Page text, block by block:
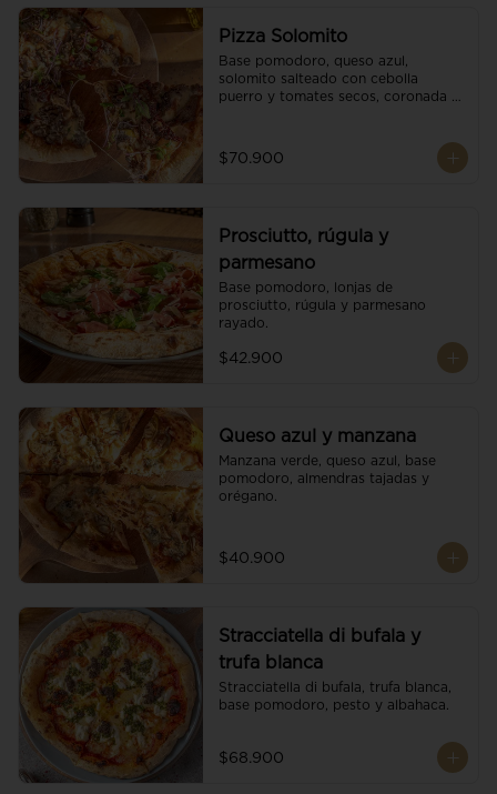
Pizza Solomito
Base pomodoro, queso azul,
solomito salteado con cebolla
puerro y tomates secos, coronada
$70.900
Prosciutto, rúgula y
parmesano
Base pomodoro, lonjas de
prosciutto, rúgula y parmesano
rayado.
$42.900
Queso azul y manzana
Manzana verde, queso azul, base
pomodoro, almendras tajadas y
orégano.
$40.900
Stracciatella di bufala y
trufa blanca
Stracciatella di bufala, trufa blanca,
base pomodoro, pesto y albahaca.
$68.900